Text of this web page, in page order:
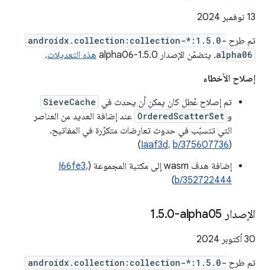
‫13 نوفمبر 2024
تم طرح androidx.collection:collection-*:1.5.0-
alpha06. يتضمّن الإصدار 1.5.0-alpha06 هذه التعديلات.
إصلاح الأخطاء
تم إصلاح عُطل كان يمكن أن يحدث في SieveCache
و OrderedScatterSet عند إضافة العديد من العناصر
التي تتسبّب في حدوث تعارضات متكرّرة في المفاتيح.
(
Iaaf3d، b/375607736
)
إضافة هدف wasm إلى مكتبة المجموعة (
I66fe3،
b/352722444
)
الإصدار ‎1 .5.0-alpha05
‫30 أكتوبر 2024
تم طرح androidx.collection:collection-*:1.5.0-